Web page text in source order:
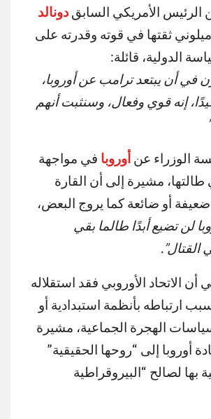
الرئيس الأمريكي السابقدونالد
ثقتها في قوته وقدرته على
الدولية، قائلة:
في أن يبتعد ترامب عن أوروبا،
إنه قوي وفعال، وسنثبت أنهم
الوزراء عن أوروبا في مواجهة
طالتها، مشيرة إلى أن القارة
أو ضائعة كما يروج البعض،
لن تضيع أبدًا طالما بقي
الاتحاد الأوروبي فقد استقلاله
ارتباطه بأنظمة استبدادية أو
الهجرة الجماعية، مشيرة
أوروبا إلى “روحها الحقيقية”
بها لصالح “البيروقراطية